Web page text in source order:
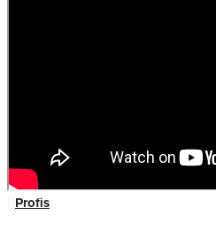
Profis